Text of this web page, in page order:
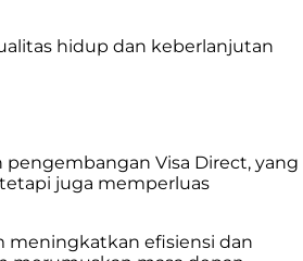
hidup dan keberlanjutan
Visa Direct, yang
juga memperluas
meningkatkan efisiensi dan